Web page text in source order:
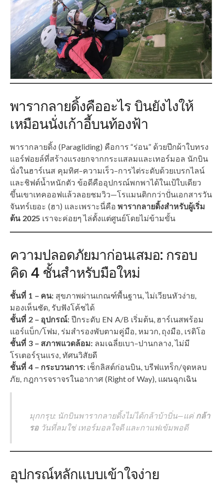
พารากลายดิ้งคืออะไร บินยังไงให้
เหมือนนั่งเก้าอี้บนท้องฟ้า
พารากลายดิ้ง (Paragliding) คือการ “ร่อน” ด้วยปีกผ้าใบทรง
แอร์ฟอยล์ที่สร้างแรงยกจากกระแสลมและเทอร์มอล นักบิน
นั่งในฮาร์เนส คุมทิศ–ความเร็ว–การไต่ระดับด้วยเบรกไลน์
และชิฟต์น้ำหนักตัว ข้อดีคืออุปกรณ์พกพาได้ในเป้ใบเดียว
ขึ้นเขาเทคออฟแล้วลอยชมวิว—โรแมนติกกว่าปั่นเอกสารวัน
จันทร์เยอะ (ฮา) และเพราะนี่คือพารากลายดิ้งสำหรับผู้เริ่ม
ต้น 2025 เราจะค่อยๆ ไล่ตั้งแต่ศูนย์โดยไม่ข้ามขั้น
ความปลอดภัยมาก่อนเสมอ: กรอบ
คิด 4 ชั้นสำหรับมือใหม่
ชั้นที่ 1 – คน: สุขภาพผ่านเกณฑ์พื้นฐาน, ไม่เวียนหัวง่าย,
มองเห็นชัด, รับฟังโค้ชได้
ชั้นที่ 2 – อุปกรณ์: ปีกระดับ EN A/B เริ่มต้น, ฮาร์เนสพร้อม
แอร์แบ็ก/โฟม, ร่มสำรองพับตามคู่มือ, หมวก, ถุงมือ, เรดิโอ
ชั้นที่ 3 – สภาพแวดล้อม: ลมเฉลี่ยเบา–ปานกลาง, ไม่มี
โรเตอร์รุนแรง, ทัศนวิสัยดี
ชั้นที่ 4 – กระบวนการ: เช็กลิสต์ก่อนบิน, บรีฟแทร็ก/จุดหลบ
ภัย, กฎการจราจรในอากาศ (Right of Way), แผนฉุกเฉิน
มุกกรุบ: นักบินพารากลายดิ้งไม่ได้กล้าบ้าบิ่น—แค่ กล้า
รอวันที่ลมใช่ เทอร์มอลใจดี และกาแฟเข้มพอดี
อุปกรณ์หลักแบบเข้าใจง่าย